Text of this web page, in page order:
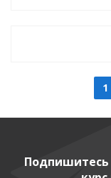
1
Подпишитесь